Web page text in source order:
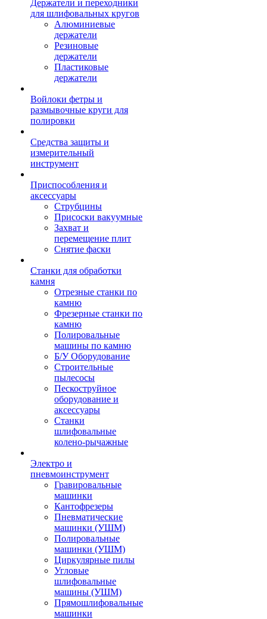
Держатели и переходники
для шлифовальных кругов
Алюминиевые
держатели
Резиновые
держатели
Пластиковые
держатели
Войлоки фетры и
размывочные круги для
полировки
Средства защиты и
измерительный
инструмент
Приспособления и
аксессуары
Струбцины
Присоски вакуумные
Захват и
перемещение плит
Снятие фаски
Станки для обработки
камня
Отрезные станки по
камню
Фрезерные станки по
камню
Полировальные
машины по камню
Б/У Оборудование
Строительные
пылесосы
Пескоструйное
оборудование и
аксессуары
Станки
шлифовальные
колено-рычажные
Электро и
пневмоинструмент
Гравировальные
машинки
Кантофрезеры
Пневматические
машинки (УШМ)
Полировальные
машинки (УШМ)
Циркулярные пилы
Угловые
шлифовальные
машины (УШМ)
Прямошлифовальные
машинки